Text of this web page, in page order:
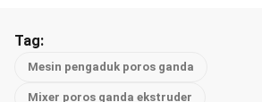
Tag:
Mesin pengaduk poros ganda
Mixer poros ganda ekstruder